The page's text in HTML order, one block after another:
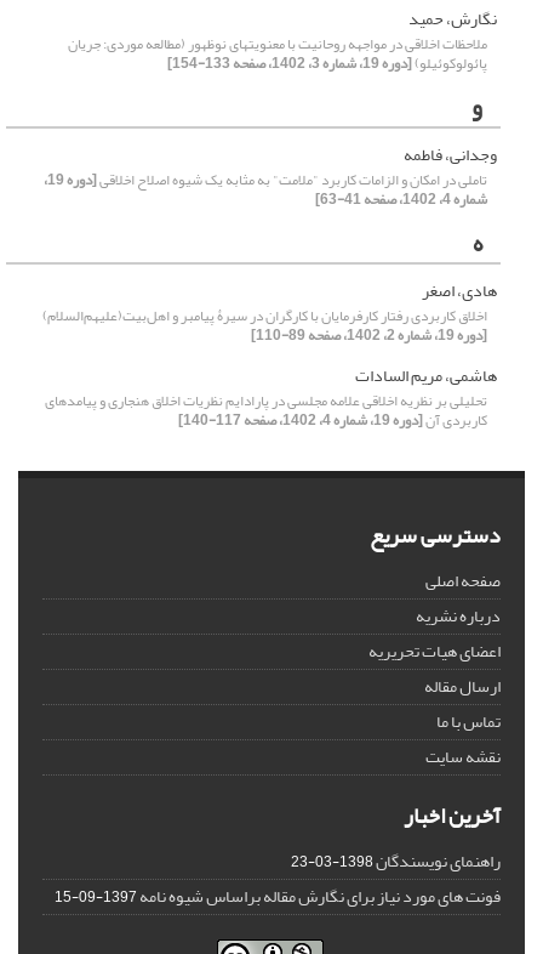
نگارش، حمید
ملاحظات اخلاقی در مواجهه روحانیت با معنویتهای نوظهور (مطالعه موردی: جریان
پائولوکوئیلو)[دوره 19، شماره 3، 1402، صفحه 133-154]
و
وجدانی، فاطمه
تاملی در امکان و الزامات کاربرد "ملامت" به مثابه یک شیوه اصلاح اخلاقی [دوره 19،
شماره 4، 1402، صفحه 41-63]
ه
هادی، اصغر
اخلاق کاربردی رفتار کارفرمایان با کارگران در سیرۀ پیامبر و اهل‌بیت(علیهم‌السلام)
[دوره 19، شماره 2، 1402، صفحه 89-110]
هاشمی، مریم السادات
تحلیلی بر نظریه اخلاقی علامه مجلسی در پارادایم نظریات اخلاق هنجاری و پیامدهای
کاربردی آن[دوره 19، شماره 4، 1402، صفحه 117-140]
دسترسی سریع
صفحه اصلی
درباره نشریه
اعضای هیات تحریریه
ارسال مقاله
تماس با ما
نقشه سایت
آخرین اخبار
راهنمای نویسندگان1398-03-23
فونت های مورد نیاز برای نگارش مقاله براساس شیوه نامه1397-09-15